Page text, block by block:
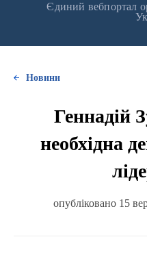
Єдиний вебпортал
Новини
Геннадій
необхідна
опубліковано 15